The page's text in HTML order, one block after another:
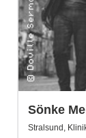
Sönke
Wiechert
Stralsund,